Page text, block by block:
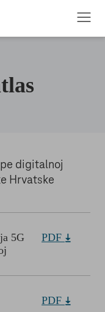
digitalnoj
Hrvatske
5G
PDF
PDF